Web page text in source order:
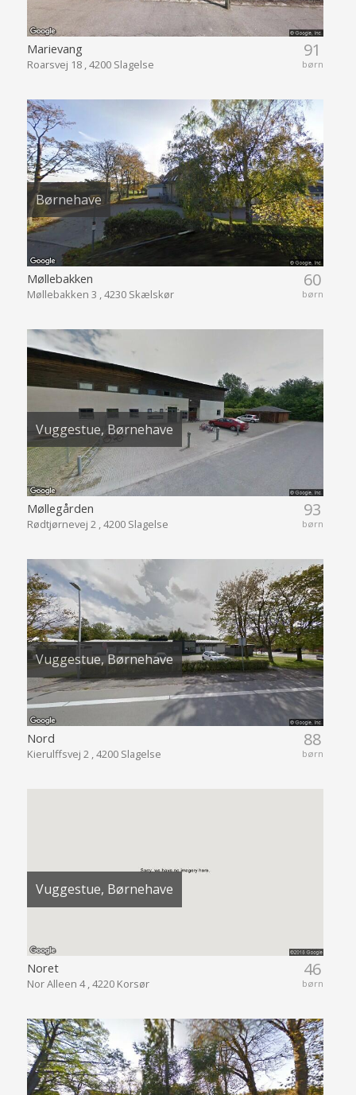
91
børn
Marievang
Roarsvej 18 , 4200 Slagelse
Børnehave
60
børn
Møllebakken
Møllebakken 3 , 4230 Skælskør
Vuggestue, Børnehave
93
børn
Møllegården
Rødtjørnevej 2 , 4200 Slagelse
Vuggestue, Børnehave
88
børn
Nord
Kierulffsvej 2 , 4200 Slagelse
Vuggestue, Børnehave
46
børn
Noret
Nor Alleen 4 , 4220 Korsør